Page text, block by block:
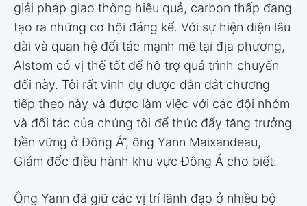
giải pháp giao thông hiệu quả, carbon thấp đang
tạo ra những cơ hội đáng kể. Với sự hiện diện lâu
dài và quan hệ đối tác mạnh mẽ tại địa phương,
Alstom có vị thế tốt để hỗ trợ quá trình chuyển
đổi này. Tôi rất vinh dự được dẫn dắt chương
tiếp theo này và được làm việc với các đội nhóm
và đối tác của chúng tôi để thúc đẩy tăng trưởng
bền vững ở Đông Á”, ông Yann Maixandeau,
Giám đốc điều hành khu vực Đông Á cho biết.
Ông Yann đã giữ các vị trí lãnh đạo ở nhiều bộ